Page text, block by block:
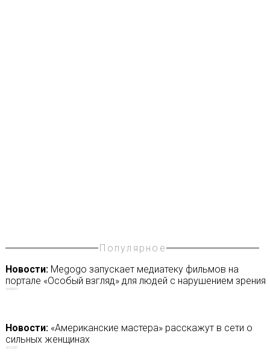
Популярное
Новости:Megogo запускает медиатеку фильмов на
портале «Особый взгляд» для людей с нарушением зрения
10/04/2019
Новости:«Американские мастера» расскажут в сети о
сильных женщинах
10/11/2017